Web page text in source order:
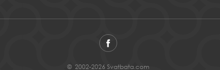
© 2002-2026 Svatbata.com